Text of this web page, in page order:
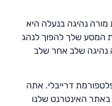
נהיגה בנעלה היא
המסע שלך להפוך לנהג
שלב אחר שלב
דרייבלי. אתה
באתר האינטרנט שלנו